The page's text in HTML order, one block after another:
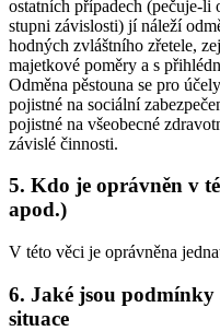
ostatních případech (pečuje-li
stupni závislosti) jí náleží
hodných zvláštního zřetele,
majetkové poměry a s
Odměna pěstouna se pro
pojistné na sociální
pojistné na všeobecné
závislé činnosti.
5. Kdo je oprávněn v
apod.)
V této věci je oprávněna
6. Jaké jsou
situace